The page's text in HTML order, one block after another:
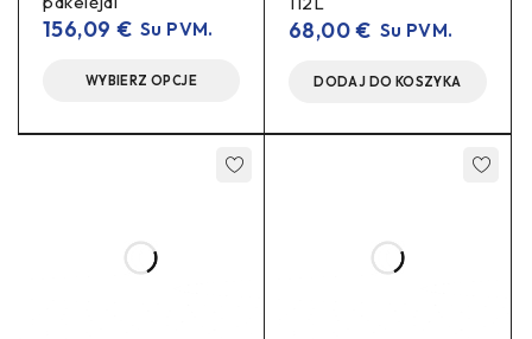
Pozicija:
„aftermarket“ (pridedamas
adapteris)
Specifikacijos
ventiliuojamas stabdžių diskas (galinis)
156,09 € Su PVM.
WYBIERZ OPCJE
68,00€ Su PVM.
DODAJ DO KOSZYKA